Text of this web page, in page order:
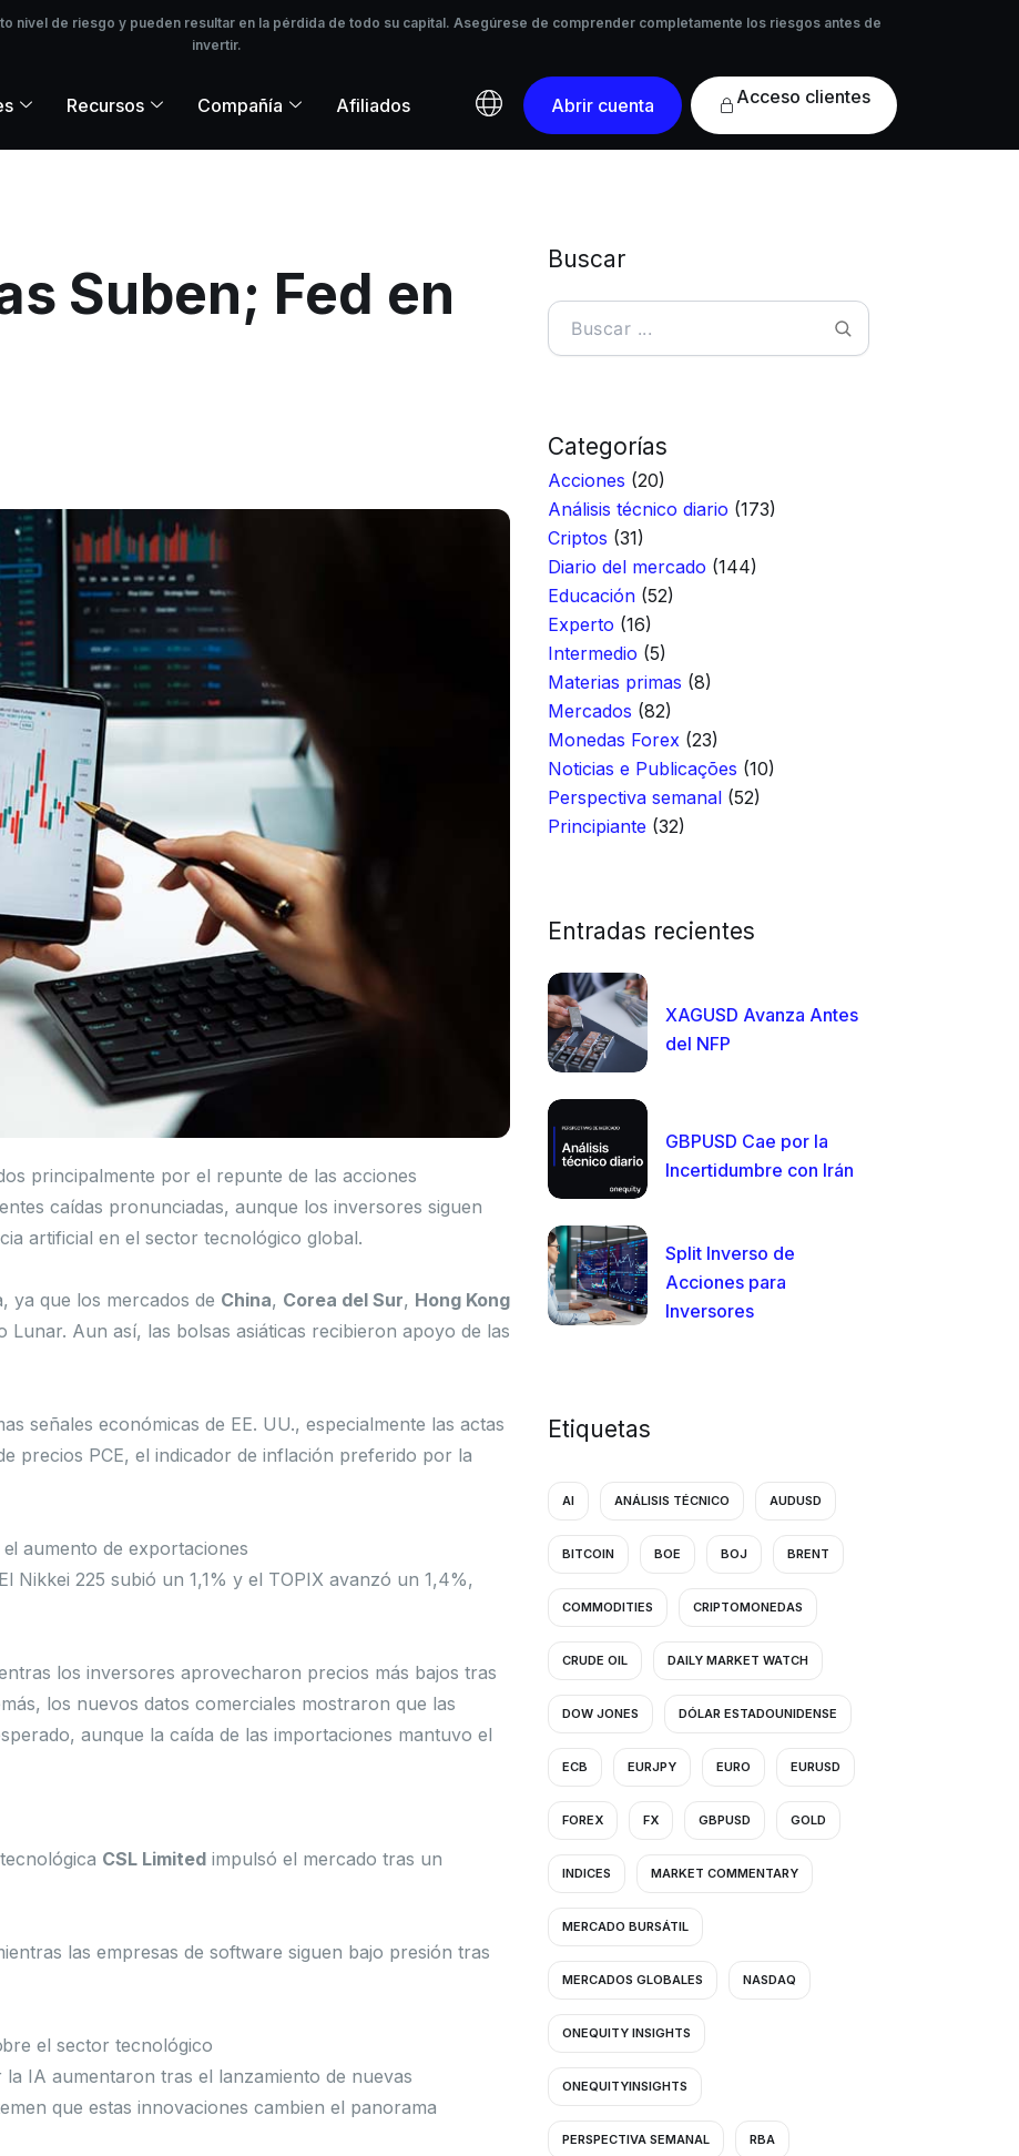
nivel de riesgo y pueden resultar en la pérdida de todo su capital. Asegúrese de comprender completamente los riesgos antes de
invertir.
de riesgo y pueden resultar en la pérdida de todo su capital. Asegúrese de comprender completamente los riesgos antes de
Recursos Compañía Afiliados Abrir cuenta
Acceso
Suben; Fed en
principalmente por el repunte de las acciones
caídas pronunciadas, aunque los inversores siguen
artificial en el sector tecnológico global.
ya que los mercados de China, Corea del Sur, Hong Kong
Aun así, las bolsas asiáticas recibieron apoyo de las
señales económicas de EE. UU., especialmente las actas
precios PCE, el indicador de inflación preferido por la
aumento de exportaciones
225 subió un 1,1% y el TOPIX avanzó un 1,4%,
los inversores aprovecharon precios más bajos tras
los nuevos datos comerciales mostraron que las
aunque la caída de las importaciones mantuvo el
CSL Limited impulsó el mercado tras un
las empresas de software siguen bajo presión tras
el sector tecnológico
IA aumentaron tras el lanzamiento de nuevas
que estas innovaciones cambien el panorama
Buscar
Buscar
Categorías
Acciones (20)
Análisis técnico diario (173)
Criptos (31)
Diario del mercado (144)
Educación (52)
Experto (16)
Intermedio (5)
Materias primas (8)
Mercados (82)
Monedas Forex (23)
Noticias e Publicações (10)
Perspectiva semanal (52)
Principiante (32)
Entradas recientes
XAGUSD Avanza Antes
del NFP
GBPUSD Cae por la
Incertidumbre con Irán
Split Inverso de
Acciones para
Inversores
Etiquetas
AI ANÁLISIS TÉCNICO AUDUSD
BITCOIN BOE BOJ BRENT
COMMODITIES CRIPTOMONEDAS
CRUDE OIL DAILY MARKET WATCH
DOW JONES DÓLAR ESTADOUNIDENSE
ECB EURJPY EURO EURUSD
FOREX FX GBPUSD GOLD
INDICES MARKET COMMENTARY
MERCADO BURSÁTIL
MERCADOS GLOBALES NASDAQ
ONEQUITY INSIGHTS
ONEQUITYINSIGHTS
PERSPECTIVA SEMANAL RBA